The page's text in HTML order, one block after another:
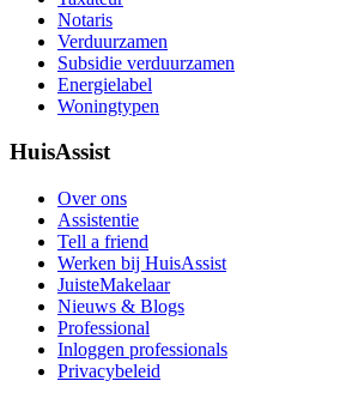
Notaris
Verduurzamen
Subsidie verduurzamen
Energielabel
Woningtypen
HuisAssist
Over ons
Assistentie
Tell a friend
Werken bij HuisAssist
JuisteMakelaar
Nieuws & Blogs
Professional
Inloggen professionals
Privacybeleid